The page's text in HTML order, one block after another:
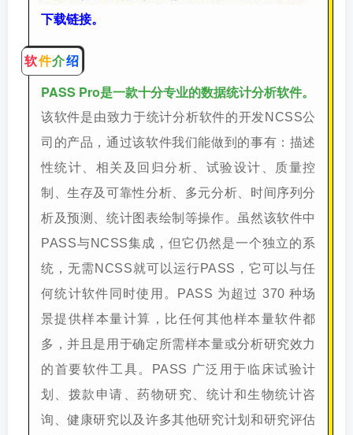
下载链接。
软件介绍
PASS Pro是一款十分专业的数据统计分析软件。
该软件是由致力于统计分析软件的开发NCSS公
司的产品，通过该软件我们能做到的事有：描述
性统计、相关及回归分析、试验设计、质量控
制、生存及可靠性分析、多元分析、时间序列分
析及预测、统计图表绘制等操作。虽然该软件中
PASS与NCSS集成，但它仍然是一个独立的系
统，无需NCSS就可以运行PASS，它可以与任
何统计软件同时使用。PASS 为超过 370 种场
景提供样本量计算，比任何其他样本量软件都
多，并且是用于确定所需样本量或分析研究效力
的首要软件工具。PASS 广泛用于临床试验计
划、拨款申请、药物研究、统计和生物统计咨
询、健康研究以及许多其他研究计划和研究评估